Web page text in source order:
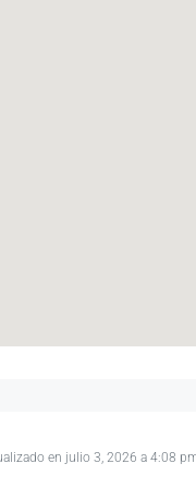
en julio 3, 2026 a 4:08